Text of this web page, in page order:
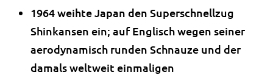
1964 weihte Japan den Superschnellzug
Shinkansen ein; auf Englisch wegen seiner
aerodynamisch runden Schnauze und der
damals weltweit einmaligen